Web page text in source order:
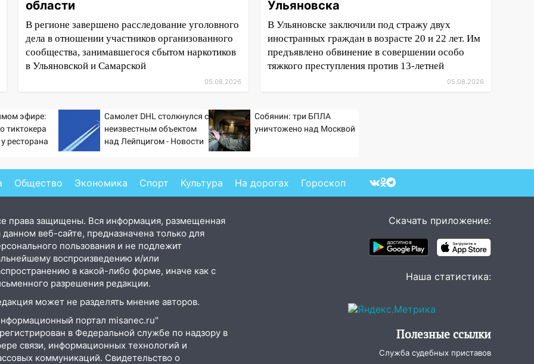
области
В регионе завершено расследование уголовного
дела в отношении участников организованного
сообщества, занимавшегося сбытом наркотиков
в Ульяновской и Самарской
05.08.2026
Ульяновска
В Ульяновске заключили под стражу двух
иностранных граждан в возрасте 20 и 22 лет. Им
предъявлено обвинение в совершении особо
тяжкого преступления против 13-летней
05.08.2026
эфире:
тиктокера
ресторана
Самолет DHL столкнулся с
неизвестным объектом
над Лейпцигом - Новости
Собянин: три БПЛА
уничтожено над Москвой
Общество Экономика Спорт Культура На дорогах Гороскоп
права защищены. Вся информация, размещенная
данном веб-сайте, предназначена только для
пользования и не подлежит
воспроизведению и/или
в какой-либо форме, иначе как с
разрешения редакции.
может не разделять мнение авторов.
портал misanec.ru"
в Федеральной службе по надзору в
связи, информационных технологий и
коммуникаций. Свидетельство о
Скачать приложение:
Наша статистика:
Полезные ссылки
Служба судебных приставов